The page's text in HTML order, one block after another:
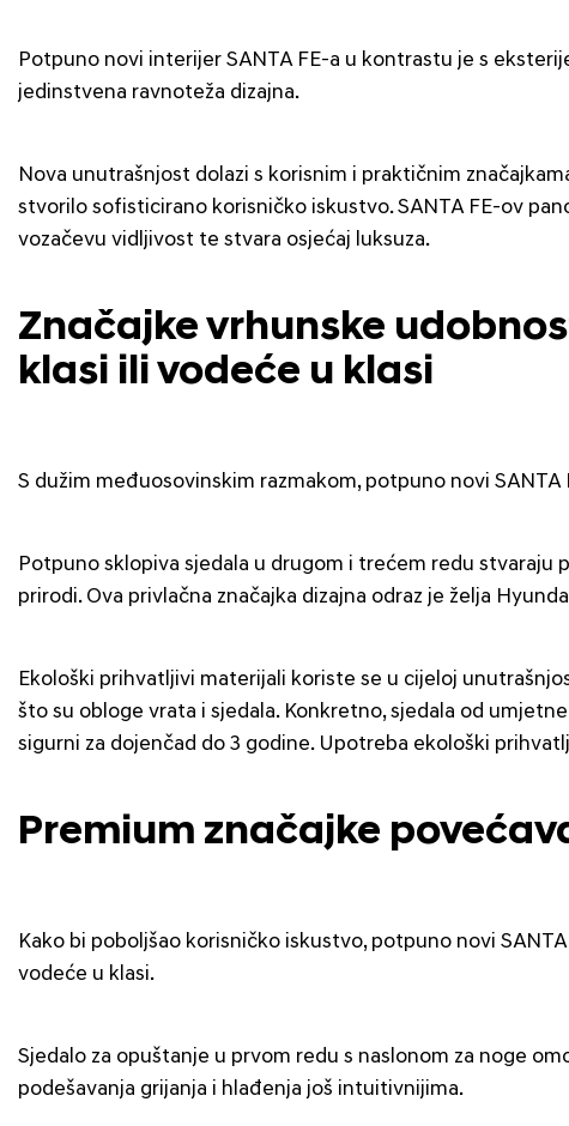
Potpuno novi interijer SANTA FE-a u kontrastu je s
jedinstvena ravnoteža dizajna.
Nova unutrašnjost dolazi s korisnim i praktičnim
stvorilo sofisticirano korisničko iskustvo. SANTA FE-ov
vozačevu vidljivost te stvara osjećaj luksuza.
Značajke vrhunske
klasi ili vodeće u klasi
S dužim međuosovinskim razmakom, potpuno novi
Potpuno sklopiva sjedala u drugom i trećem redu
prirodi. Ova privlačna značajka dizajna odraz je želja
Ekološki prihvatljivi materijali koriste se u cijeloj
što su obloge vrata i sjedala. Konkretno, sjedala od
sigurni za dojenčad do 3 godine. Upotreba ekološki
Premium značajke
Kako bi poboljšao korisničko iskustvo, potpuno novi
vodeće u klasi.
Sjedalo za opuštanje u prvom redu s naslonom za noge
podešavanja grijanja i hlađenja još intuitivnijima.